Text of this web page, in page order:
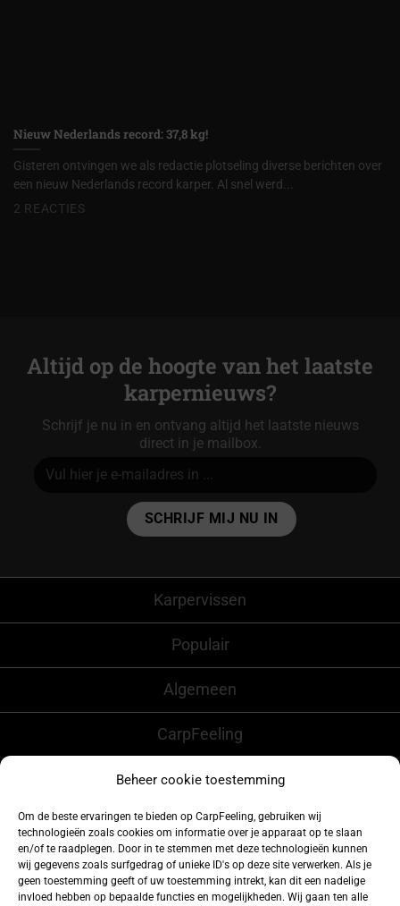
Beheer cookie toestemming
Om de beste ervaringen te bieden op CarpFeeling, gebruiken wij
technologieën zoals cookies om informatie over je apparaat op te slaan
en/of te raadplegen. Door in te stemmen met deze technologieën kunnen
wij gegevens zoals surfgedrag of unieke ID's op deze site verwerken. Als je
geen toestemming geeft of uw toestemming intrekt, kan dit een nadelige
invloed hebben op bepaalde functies en mogelijkheden. Wij gaan ten alle
Nieuw Nederlands record: 37,8 kg!
Gisteren ontvingen we als redactie plotseling diverse berichten over
een nieuw Nederlands record karper. Al snel werd...
2 REACTIES
Altijd op de hoogte van het laatste
karpernieuws?
Schrijf je nu in en ontvang altijd het laatste nieuws
direct in je mailbox.
Karpervissen
Populair
Algemeen
CarpFeeling
Volg ons ook op